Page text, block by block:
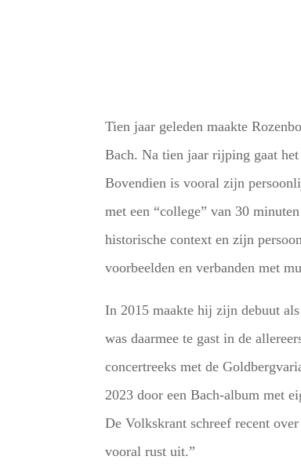
Tien jaar geleden maakte
Bach. Na tien jaar rijping gaat
Bovendien is vooral zijn
met een “college” van 30
historische context en zijn
voorbeelden en verbanden met
In 2015 maakte hij zijn debuut
was daarmee te gast in de
concertreeks met de
2023 door een Bach-album met
De Volkskrant schreef recent
vooral rust uit.”